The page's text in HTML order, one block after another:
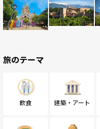
旅のテーマ
飲食 建築・アート